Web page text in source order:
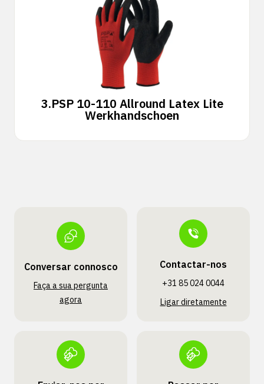
3.PSP 10-110 Allround Latex Lite
Werkhandschoen
Conversar connosco
Faça a sua pergunta
agora
Contactar-nos
+31 85 024 0044
Ligar diretamente